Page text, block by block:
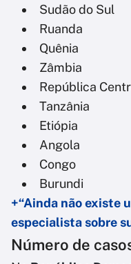
Sudão do Sul
Ruanda
Quênia
Zâmbia
República
Tanzânia
Etiópia
Angola
Congo
Burundi
+“Ainda não existe
especialista sobre
Número de